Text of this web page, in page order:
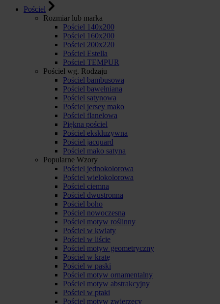
Pościel
Rozmiar lub marka
Pościel 140x200
Pościel 160x200
Pościel 200x220
Pościel Estella
Pościel TEMPUR
Pościel wg. Rodzaju
Pościel bambusowa
Pościel bawełniana
Pościel satynowa
Pościel jersey mako
Pościel flanelowa
Piękna pościel
Pościel ekskluzywna
Pościel jacquard
Pościel mako satyna
Popularne Wzory
Pościel jednokolorowa
Pościel wielokolorowa
Pościel ciemna
Pościel dwustronna
Pościel boho
Pościel nowoczesna
Pościel motyw roślinny
Pościel w kwiaty
Pościel w liście
Pościel motyw geometryczny
Pościel w kratę
Pościel w paski
Pościel motyw ornamentalny
Pościel motyw abstrakcyjny
Pościel w ptaki
Pościel motyw zwierzęcy